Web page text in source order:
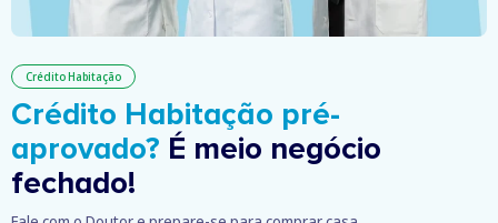
Crédito Habitação
Crédito Habitação pré-
aprovado? É meio negócio
fechado!